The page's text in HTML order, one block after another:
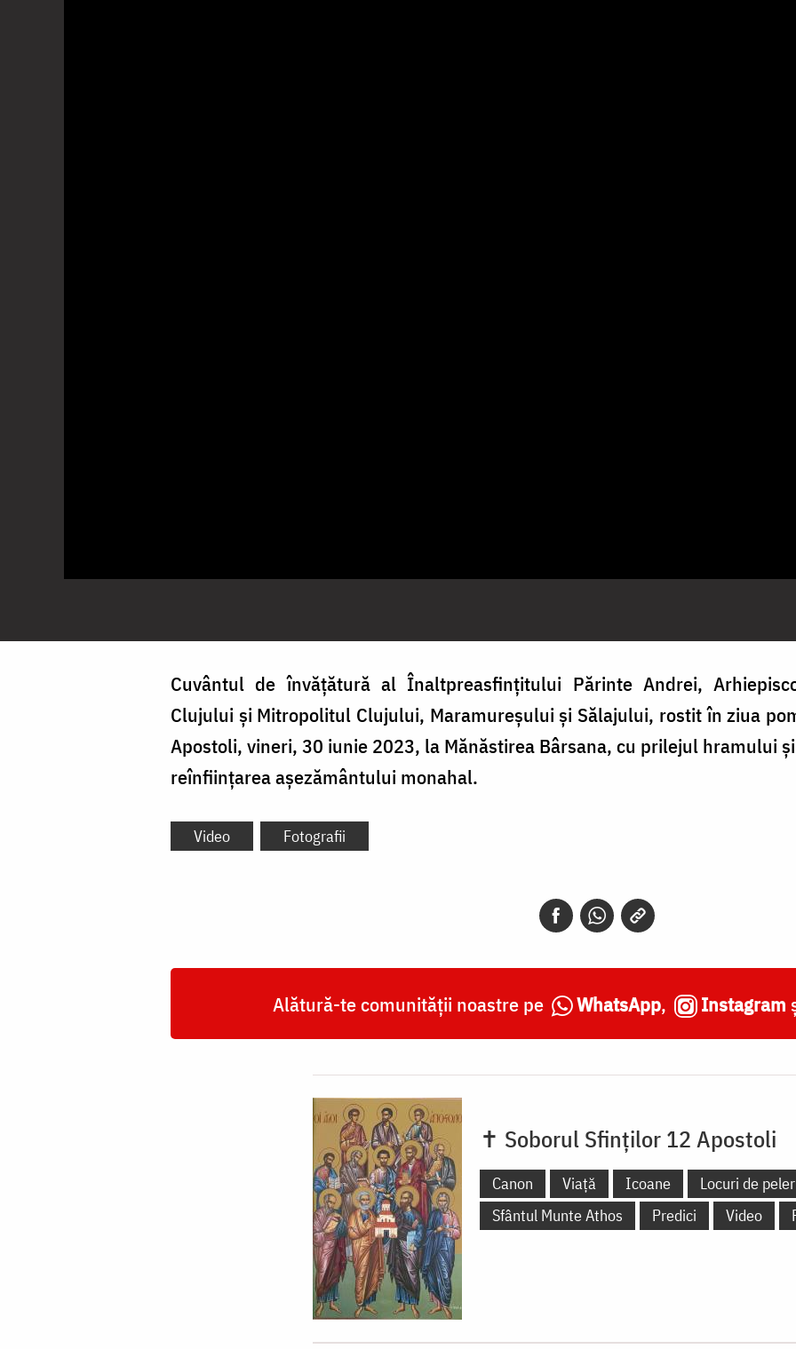
Cuvântul de învățătură al Înaltpreasfințitului Părinte Andrei,
Clujului și Mitropolitul Clujului, Maramureșului și Sălajului, rostit în ziua
Apostoli, vineri, 30 iunie 2023, la Mănăstirea Bârsana, cu prilejul hramului
reînființarea așezământului monahal.
Video Fotografii
Alătură-te comunității noastre pe WhatsApp, Instagram
✝ Soborul Sfinților 12 Apostoli
Canon Viață Icoane
Locuri de
Sfântul Munte Athos
Predici Video